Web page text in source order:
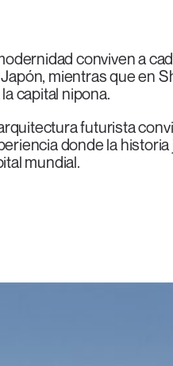
conviven a
mientras que en
capital nipona.
futurista
donde la
mundial.